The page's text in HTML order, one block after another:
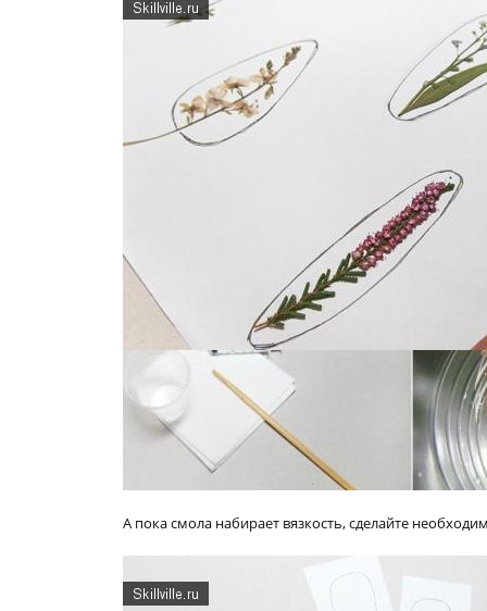
А пока смола набирает вязкость, сделайте